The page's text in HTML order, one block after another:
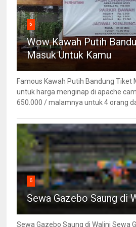
5
Wow Kawah Putih
Masuk Untuk Kamu
Famous Kawah Putih Bandung Tiket
untuk harga menginap di apache
650.000 / malamnya untuk 4 orang
6
Sewa Gazebo Saung di
Sewa Gazebo Saung di Walini Sewa